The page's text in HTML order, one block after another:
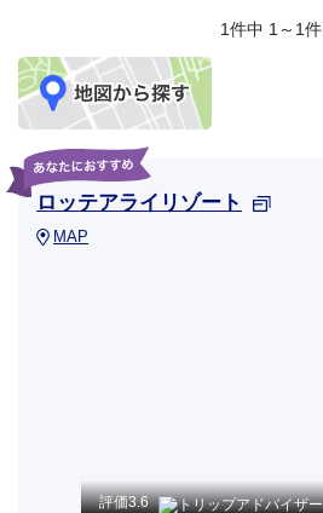
1件中 1～1件
ロッテアライリゾート
MAP
評価3.6